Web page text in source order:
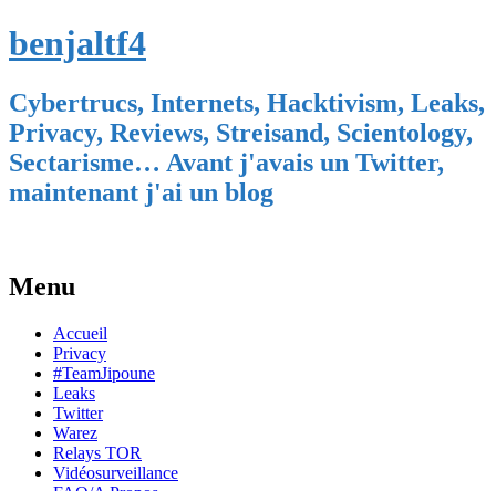
benjaltf4
Cybertrucs, Internets, Hacktivism, Leaks,
Privacy, Reviews, Streisand, Scientology,
Sectarisme… Avant j'avais un Twitter,
maintenant j'ai un blog
Menu
Skip
content
Accueil
Privacy
#TeamJipoune
Leaks
Twitter
Warez
Relays TOR
Vidéosurveillance